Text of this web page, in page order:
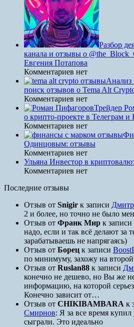
Разбор
канала и отзывы о
Евгения Потапова
Комментариев нет
Анализ
поиск отзывов о Tema Alt
Комментариев нет
Трейдер
о крипто-проекте в Телеграм
Комментариев нет
Одинцовым: отзывы
Комментариев нет
Ульяна Инвестор в
Комментариев нет
Последние отзывы
Отзыв от Snigir к записи
2 и более, но точно не было
Отзыв от Франк Мир к записи
надо, если и так всё делают за
зарабатываешь не напрягаясь)
Отзыв от Борец к записи
по минимуму, захожу на второй
Отзыв от Ruslan88 к записи
конечно не дешево, но Вы же
информацию, на которой
Конечно зависит от…
Отзыв от CHIKIBAMBARA к
Смирнов: Я за все время
сыграли. Это идеально